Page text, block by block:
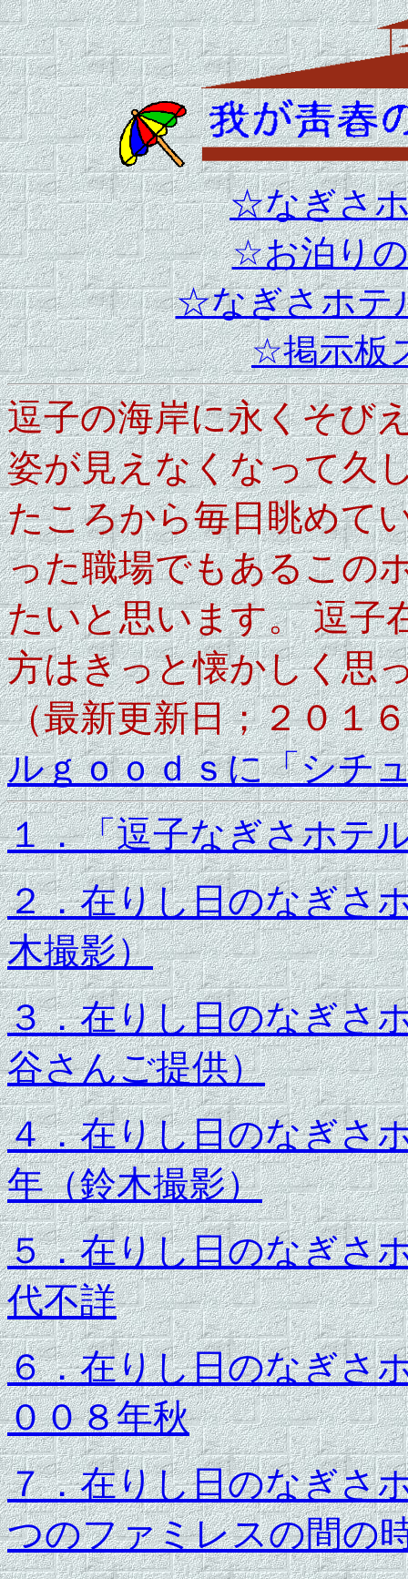
☆なぎさ
☆お泊り
☆なぎさホテ
☆掲示板
逗子の海岸に永くそび
姿が見えなくなって久
たころから毎日眺めて
った職場でもあるこの
たいと思います。 逗子
方はきっと懐かしく思
（最新更新日；２０１
ルｇｏｏｄｓに「シチ
１．「逗子なぎさホテ
２．在りし日のなぎさ
木撮影）
３．在りし日のなぎさ
谷さんご提供）
４．在りし日のなぎさ
年（鈴木撮影）
５．在りし日のなぎさ
代不詳
６．在りし日のなぎさ
００８年秋
７．在りし日のなぎさ
つのファミレスの間の